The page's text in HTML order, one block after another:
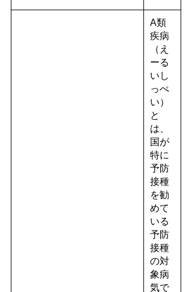
A類
疾病
（え
ーる
いし
っぺ
い）
と
は、
国が
特に
予防
接種
を勧
めて
いる
予防
接種
の対
象病
気で